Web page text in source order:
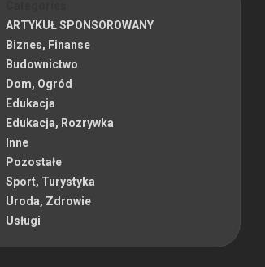
ARTYKUŁ SPONSOROWANY
Biznes, Finanse
Budownictwo
Dom, Ogród
Edukacja
Edukacja, Rozrywka
Inne
Pozostałe
Sport, Turystyka
Uroda, Zdrowie
Usługi